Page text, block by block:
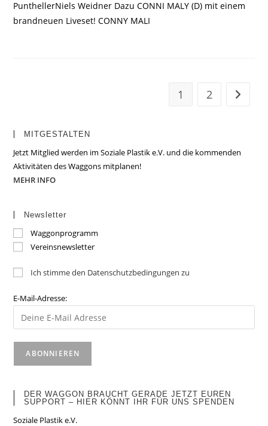
PunthellerNiels Weidner Dazu CONNI MALY (D) mit einem
brandneuen Liveset! CONNY MALI
1 2 Zur
MITGESTALTEN
Jetzt Mitglied werden im Soziale Plastik e.V. und die kommenden
Aktivitäten des Waggons mitplanen!
MEHR INFO
Newsletter
Waggonprogramm
Vereinsnewsletter
Ich stimme den Datenschutzbedingungen zu
E-Mail-Adresse:
DER WAGGON BRAUCHT GERADE JETZT EUREN
SUPPORT – HIER KÖNNT IHR FÜR UNS SPENDEN
Soziale Plastik e.V.